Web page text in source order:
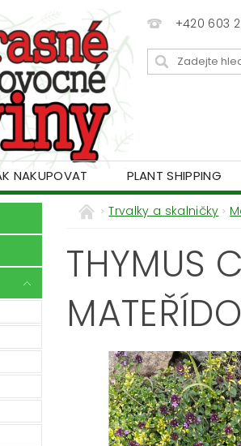
+420 603
NAKUPOVAT PLANT SHIPPING
Trvalky a skalničky
THYMUS